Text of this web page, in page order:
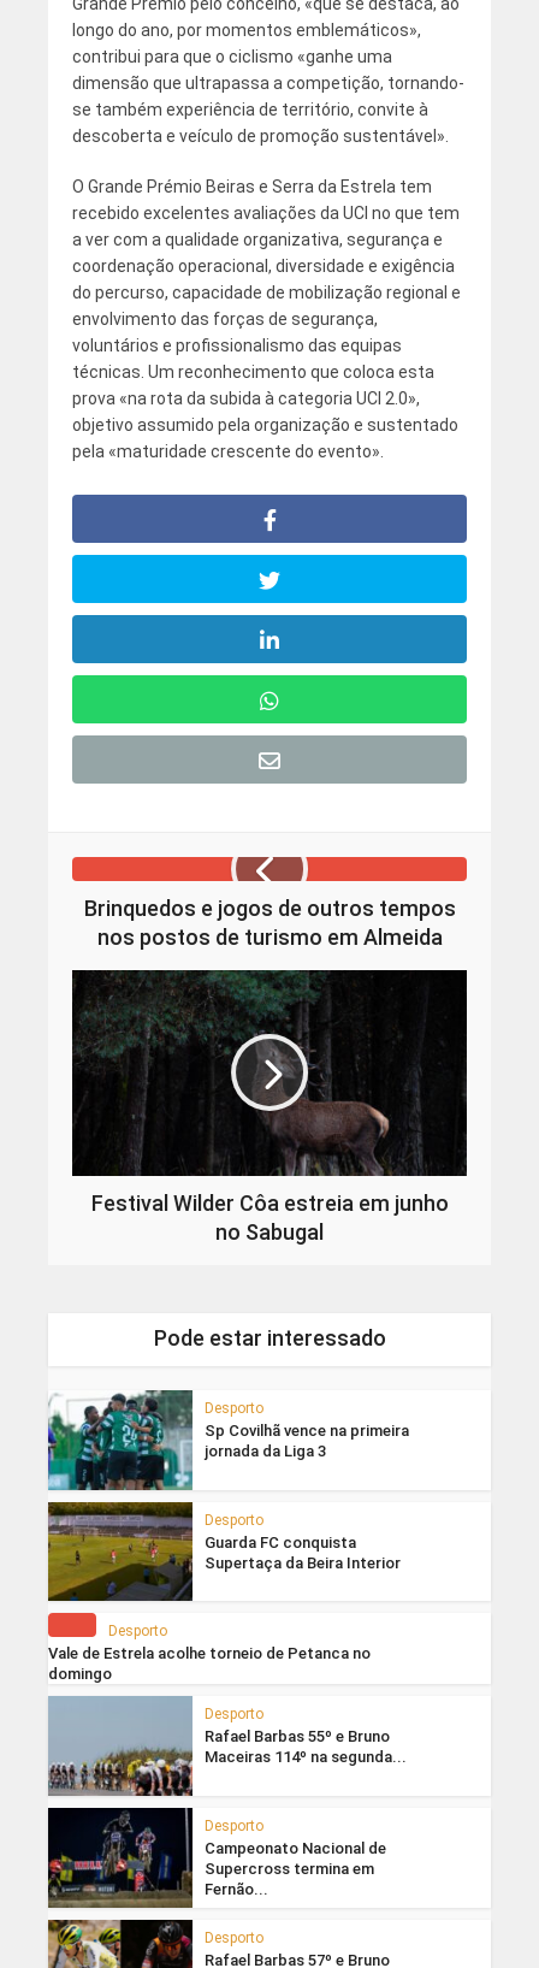
longo do ano, por momentos emblemáticos»,
contribui para que o ciclismo «ganhe uma
dimensão que ultrapassa a competição, tornando-
se também experiência de território, convite à
descoberta e veículo de promoção sustentável».
O Grande Prémio Beiras e Serra da Estrela tem
recebido excelentes avaliações da UCI no que tem
a ver com a qualidade organizativa, segurança e
coordenação operacional, diversidade e exigência
do percurso, capacidade de mobilização regional e
envolvimento das forças de segurança,
voluntários e profissionalismo das equipas
técnicas. Um reconhecimento que coloca esta
prova «na rota da subida à categoria UCI 2.0»,
objetivo assumido pela organização e sustentado
pela «maturidade crescente do evento».
Brinquedos e jogos de outros tempos
nos postos de turismo em Almeida
Festival Wilder Côa estreia em junho
no Sabugal
Pode estar interessado
Desporto
Sp Covilhã vence na primeira
jornada da Liga 3
Desporto
Guarda FC conquista
Supertaça da Beira Interior
Desporto
Vale de Estrela acolhe torneio de Petanca no
domingo
Desporto
Rafael Barbas 55º e Bruno
Maceiras 114º na segunda...
Desporto
Campeonato Nacional de
Supercross termina em
Fernão...
Desporto
Rafael Barbas 57º e Bruno